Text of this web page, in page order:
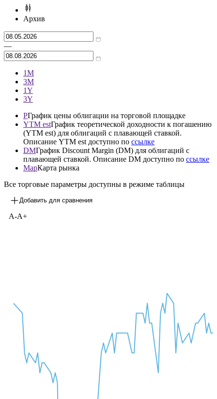
Архив
—
1М
3М
1Y
3Y
PГрафик цены облигации на торговой площадке
YTM estГрафик теоретической доходности к погашению
(YTM est) для облигаций с плавающей ставкой.
Описание YTM est доступно по ссылке
DMГрафик Discount Margin (DM) для облигаций с
плавающей ставкой. Описание DM доступно по ссылке
MapКарта рынка
Все торговые параметры доступны в режиме таблицы
Добавить для сравнения